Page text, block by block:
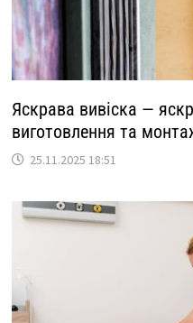
Яскрава вивіска —
виготовлення та
25.11.2025 18:51